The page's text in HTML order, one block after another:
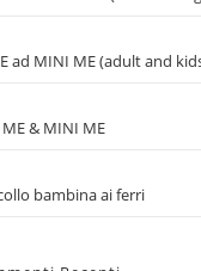
ad MINI ME (adult and
& MINI ME
bambina ai ferri